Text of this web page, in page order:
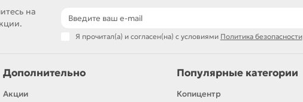
на
Я прочитал(а) и согласен(на) с условиями Политика безопасности
Дополнительно
Акции
Популярные категории
Копицентр